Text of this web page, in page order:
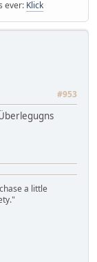
ever: Klick
#953
a little